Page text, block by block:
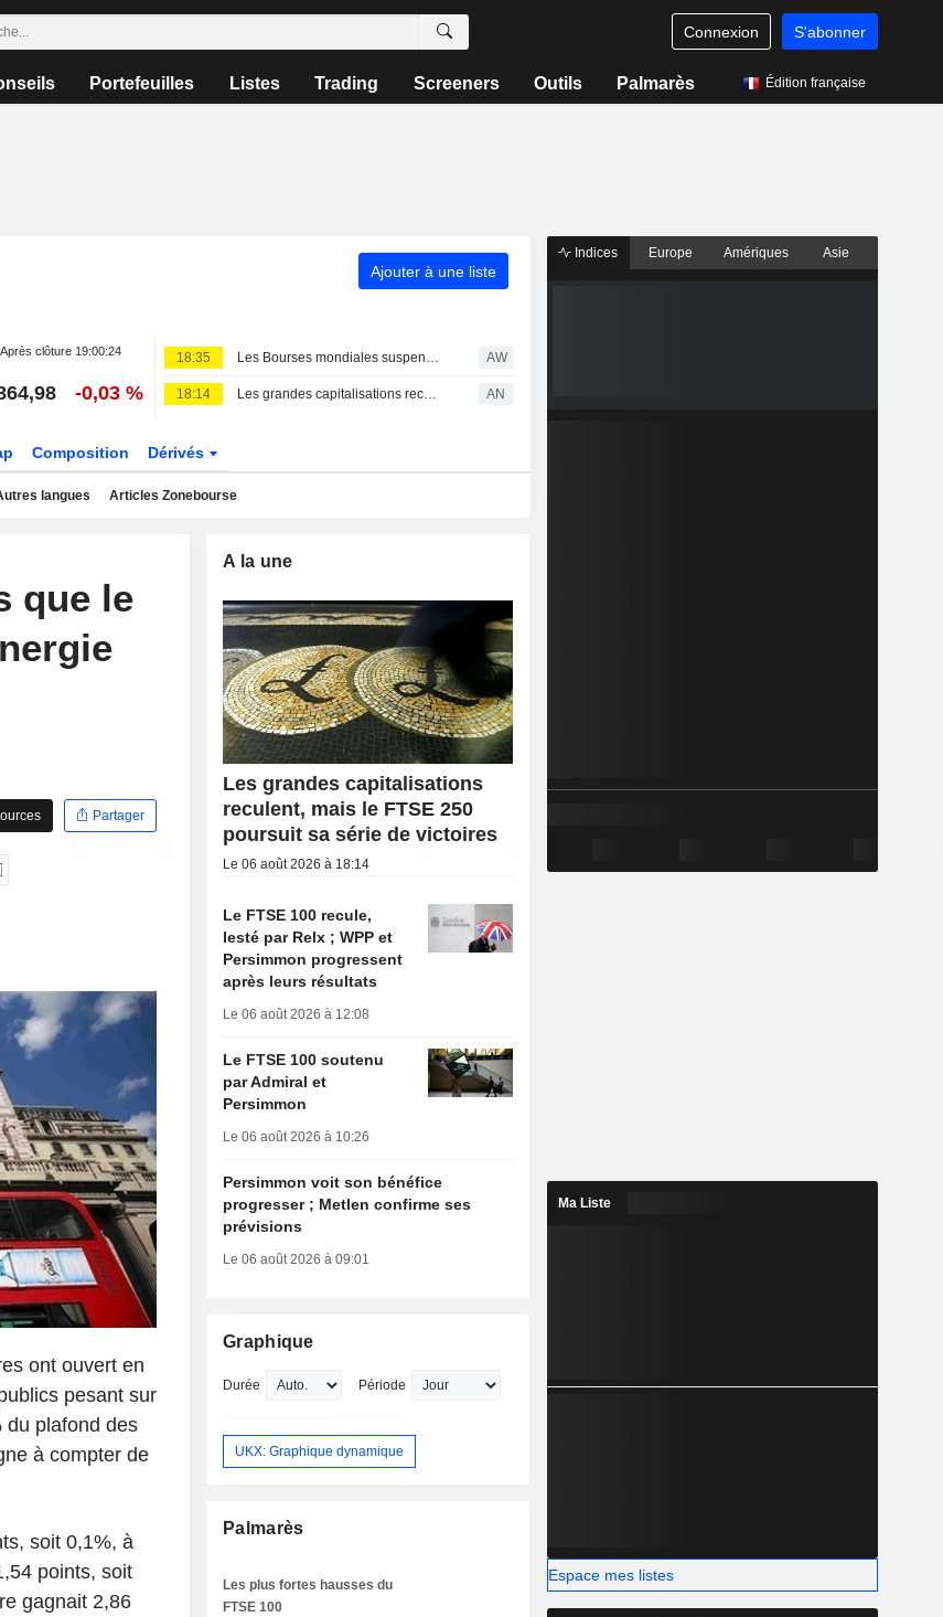
Connexion S'abonner
Portefeuilles Listes Trading Screeners Outils Palmarès Édition française
Ajouter à une liste
clôture 19:00:24
-0,03 %
18:35 Les Bourses mondiales suspendues au Moyen-Orient, records en Europe AW
18:14 Les grandes capitalisations reculent, mais le FTSE 250 poursuit sa série de victoires AN
Composition Dérivés
langues Articles Zonebourse
que le
Partager
ont ouvert en
pesant sur
du plafond des
à compter de
soit 0,1%, à
points, soit
gagnait 2,86
A la une
Les grandes capitalisations
reculent, mais le FTSE 250
poursuit sa série de victoires
Le 06 août 2026 à 18:14
Le FTSE 100 recule,
lesté par Relx ; WPP et
Persimmon progressent
après leurs résultats
Le 06 août 2026 à 12:08
Le FTSE 100 soutenu
par Admiral et
Persimmon
Le 06 août 2026 à 10:26
Persimmon voit son bénéfice
progresser ; Metlen confirme ses
prévisions
Le 06 août 2026 à 09:01
Graphique
Durée Période
UKX: Graphique dynamique
Palmarès
Les plus fortes hausses du
FTSE 100
Indices Europe Amériques Asie
Ma Liste
Espace mes listes